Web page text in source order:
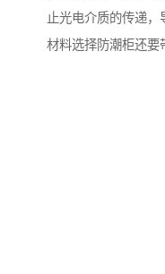
止光电介质的传递
材料选择防潮柜还要